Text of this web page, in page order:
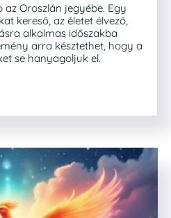
Oroszlán jegyébe. Egy
kereső, az életet élvező,
alkalmas időszakba
arra késztethet, hogy a
se hanyagoljuk el.